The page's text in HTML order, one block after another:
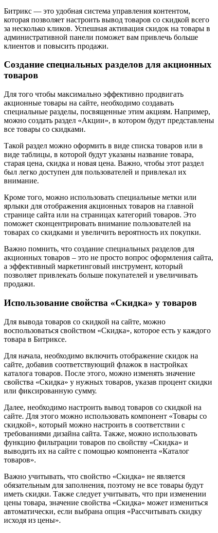
Битрикс — это удобная система управления контентом,
которая позволяет настроить вывод товаров со скидкой всего
за несколько кликов. Успешная активация скидок на товары в
административной панели поможет вам привлечь больше
клиентов и повысить продажи.
Создание специальных разделов для акционных
товаров
Для того чтобы максимально эффективно продвигать
акционные товары на сайте, необходимо создавать
специальные разделы, посвященные этим акциям. Например,
можно создать раздел «Акции», в котором будут представлены
все товары со скидками.
Такой раздел можно оформить в виде списка товаров или в
виде таблицы, в которой будут указаны название товара,
старая цена, скидка и новая цена. Важно, чтобы этот раздел
был легко доступен для пользователей и привлекал их
внимание.
Кроме того, можно использовать специальные метки или
ярлыки для отображения акционных товаров на главной
странице сайта или на страницах категорий товаров. Это
поможет сконцентрировать внимание пользователей на
товарах со скидками и увеличить вероятность их покупки.
Важно помнить, что создание специальных разделов для
акционных товаров – это не просто вопрос оформления сайта,
а эффективный маркетинговый инструмент, который
позволяет привлекать больше покупателей и увеличивать
продажи.
Использование свойства «Скидка» у товаров
Для вывода товаров со скидкой на сайте, можно
воспользоваться свойством «Скидка», которое есть у каждого
товара в Битриксе.
Для начала, необходимо включить отображение скидок на
сайте, добавив соответствующий флажок в настройках
каталога товаров. После этого, можно изменять значение
свойства «Скидка» у нужных товаров, указав процент скидки
или фиксированную сумму.
Далее, необходимо настроить вывод товаров со скидкой на
сайте. Для этого можно использовать компонент «Товары со
скидкой», который можно настроить в соответствии с
требованиями дизайна сайта. Также, можно использовать
функцию фильтрации товаров по свойству «Скидка» и
выводить их на сайте с помощью компонента «Каталог
товаров».
Важно учитывать, что свойство «Скидка» не является
обязательным для заполнения, поэтому не все товары будут
иметь скидки. Также следует учитывать, что при изменении
цены товара, значение свойства «Скидка» может измениться
автоматически, если выбрана опция «Рассчитывать скидку
исходя из цены».